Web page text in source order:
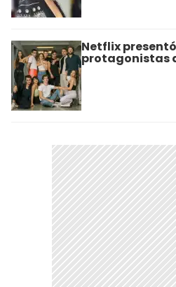
Netflix
protagonistas